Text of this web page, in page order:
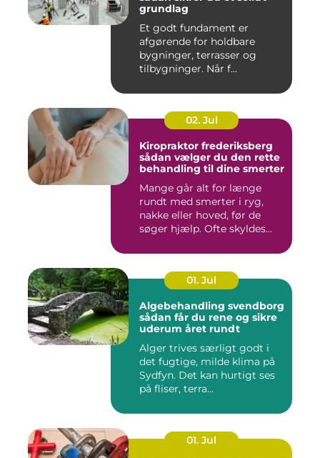
grundlag
Et godt fundament er
afgørende for holdbare
bygninger, terrasser og
tilbygninger. Når f...
02. Jul
Kiropraktor frederiksberg
sådan vælger du den rette
behandling til dine smerter
Mange går alt for længe
rundt med smerter i ryg,
nakke eller hoved, før de
søger hjælp. Ofte skyldes...
01. Jul
Algebehandling svendborg
sådan får du rene og sikre
uderum året rundt
Alger trives særligt godt i
det fugtige, milde klima på
Sydfyn. Det kan hurtigt ses
på fliser, terra...
01. Jul